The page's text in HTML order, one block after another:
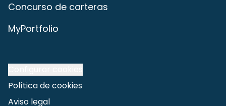
Concurso de carteras
MyPortfolio
Política de cookies
Aviso legal